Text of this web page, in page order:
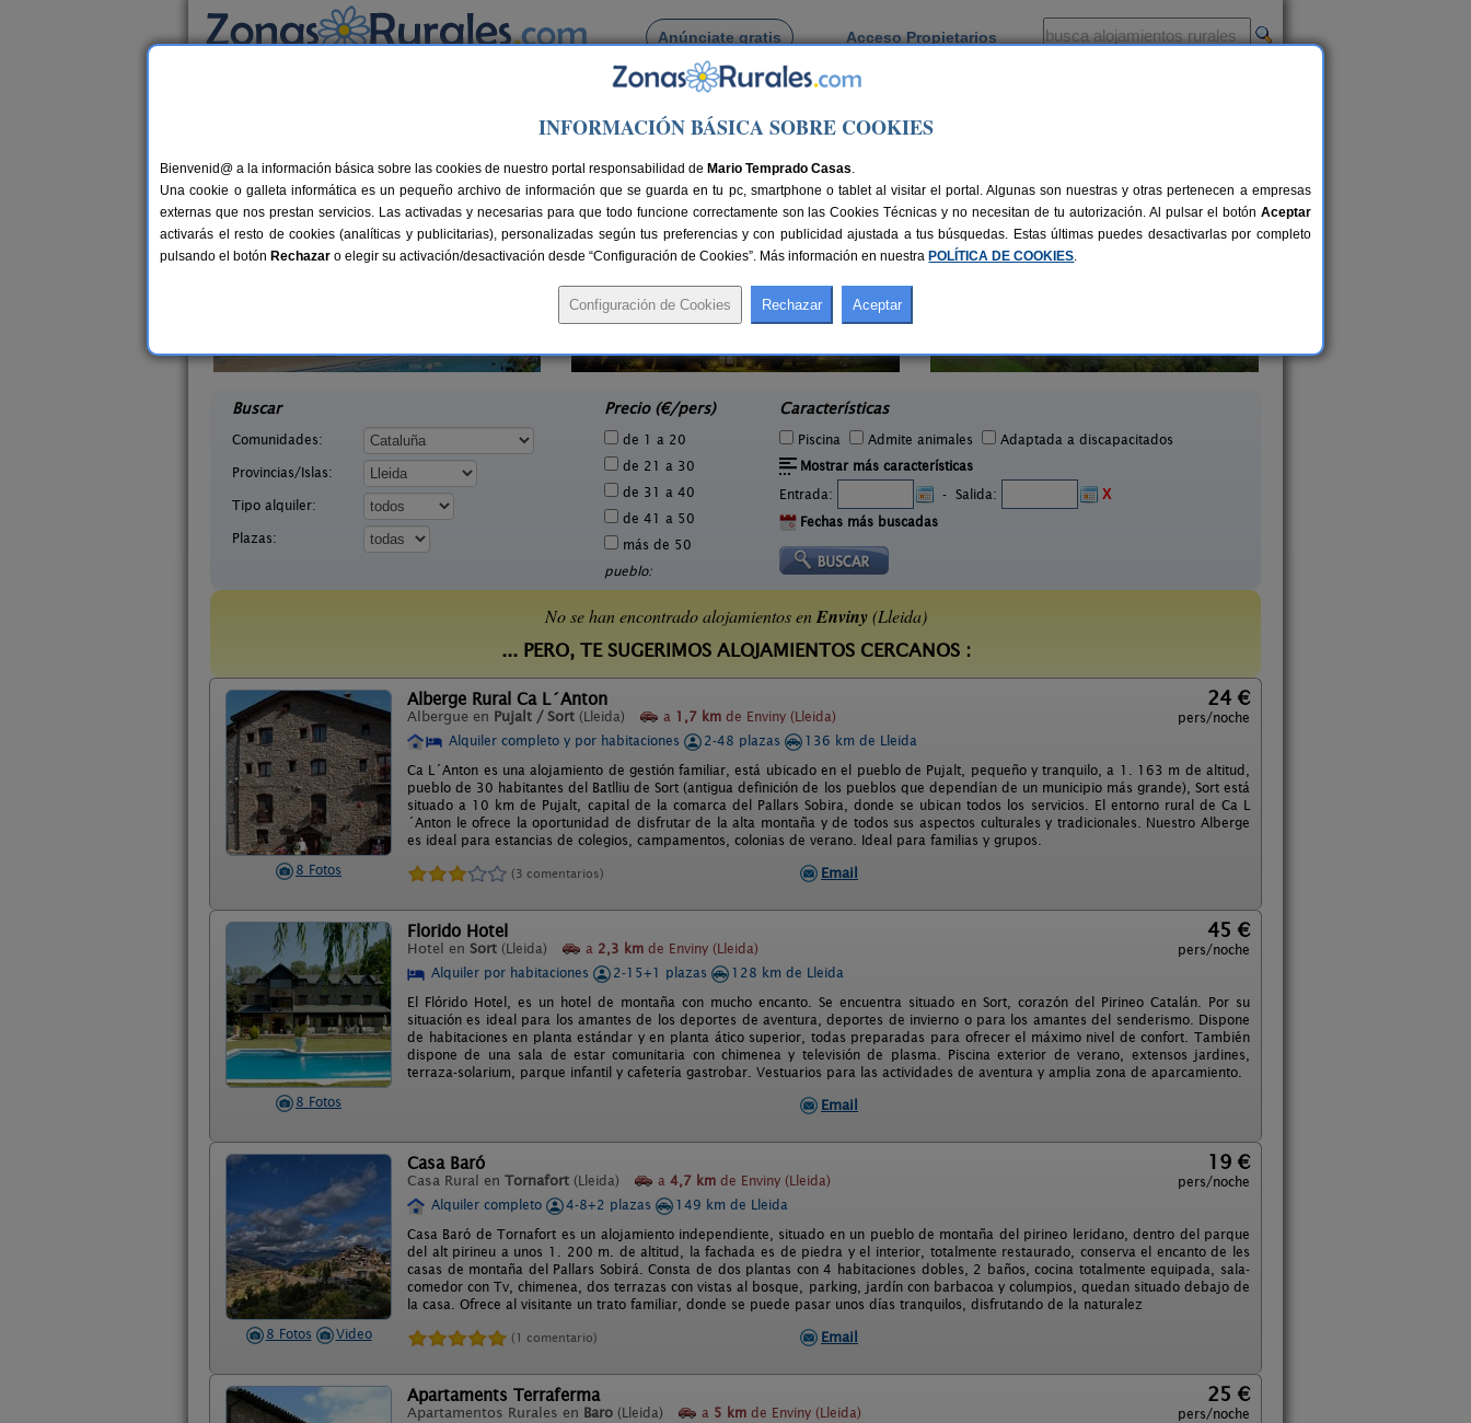
Anúnciate gratis Acceso Propietarios
Busca por pueblo
Casas Rurales cerca de Enviny
25 €
Masia Mas d´en Bosch
Buscar
Comunidades:
Provincias/Islas:
Tipo alquiler:
Plazas:
Precio (€/pers)
de 1 a 20
de 21 a 30
de 31 a 40
de 41 a 50
más de 50
pueblo:
Características
Piscina Admite animales
Adaptada a discapacitados
Mostrar más características
Entrada:
- Salida:
X
Fechas más buscadas
No se han encontrado alojamientos enEnviny(Lleida)
... PERO, TE SUGERIMOS ALOJAMIENTOS CERCANOS :
8 Fotos
Alberge Rural Ca L´Anton
Albergue en Pujalt / Sort (Lleida) a 1,7 km de Enviny (Lleida)
24 €
pers/noche
Alquiler completo y por habitaciones
2-48 plazas
136 km de Lleida
Ca L´Anton es una alojamiento de gestión familiar, está ubicado en el pueblo de Pujalt, pequeño y tranquilo, a 1. 163 m de altitud,
pueblo de 30 habitantes del Batlliu de Sort (antigua definición de los pueblos que dependían de un municipio más grande), Sort está
situado a 10 km de Pujalt, capital de la comarca del Pallars Sobira, donde se ubican todos los servicios. El entorno rural de Ca L
´Anton le ofrece la oportunidad de disfrutar de la alta montaña y de todos sus aspectos culturales y tradicionales. Nuestro Alberge
es ideal para estancias de colegios, campamentos, colonias de verano. Ideal para familias y grupos.
(3 comentarios) Email
8 Fotos
Florido Hotel
Hotel en Sort (Lleida) a 2,3 km de Enviny (Lleida)
45 €
pers/noche
Alquiler por habitaciones
2-15+1 plazas
128 km de Lleida
El Flórido Hotel, es un hotel de montaña con mucho encanto. Se encuentra situado en Sort, corazón del Pirineo Catalán. Por su
situación es ideal para los amantes de los deportes de aventura, deportes de invierno o para los amantes del senderismo. Dispone
de habitaciones en planta estándar y en planta ático superior, todas preparadas para ofrecer el máximo nivel de confort. También
dispone de una sala de estar comunitaria con chimenea y televisión de plasma. Piscina exterior de verano, extensos jardines,
terraza-solarium, parque infantil y cafetería gastrobar. Vestuarios para las actividades de aventura y amplia zona de aparcamiento.
Email
8 Fotos Video
Casa Baró
Casa Rural en Tornafort (Lleida) a 4,7 km de Enviny (Lleida)
19 €
pers/noche
Alquiler completo
4-8+2 plazas
149 km de Lleida
Casa Baró de Tornafort es un alojamiento independiente, situado en un pueblo de montaña del pirineo leridano, dentro del parque
del alt pirineu a unos 1. 200 m. de altitud, la fachada es de piedra y el interior, totalmente restaurado, conserva el encanto de les
casas de montaña del Pallars Sobirá. Consta de dos plantas con 4 habitaciones dobles, 2 baños, cocina totalmente equipada, sala-
comedor con Tv, chimenea, dos terrazas con vistas al bosque, parking, jardín con barbacoa y columpios, quedan situado debajo de
la casa. Ofrece al visitante un trato familiar, donde se puede pasar unos días tranquilos, disfrutando de la naturalez
(1 comentario) Email
Apartaments Terraferma
Apartamentos Rurales en Baro (Lleida) a 5 km de Enviny (Lleida)
25 €
pers/noche
INFORMACIÓN BÁSICA SOBRE COOKIES
Bienvenid@ a la información básica sobre las cookies de nuestro portal responsabilidad de Mario Temprado Casas.
Una cookie o galleta informática es un pequeño archivo de información que se guarda en tu pc, smartphone o tablet al visitar el portal. Algunas son nuestras y otras pertenecen a empresas
externas que nos prestan servicios. Las activadas y necesarias para que todo funcione correctamente son las Cookies Técnicas y no necesitan de tu autorización. Al pulsar el botón Aceptar
activarás el resto de cookies (analíticas y publicitarias), personalizadas según tus preferencias y con publicidad ajustada a tus búsquedas. Estas últimas puedes desactivarlas por completo
pulsando el botón Rechazar o elegir su activación/desactivación desde “Configuración de Cookies”. Más información en nuestra POLÍTICA DE COOKIES.